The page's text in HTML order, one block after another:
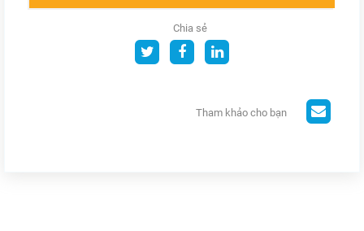
Chia sẻ
Tham khảo cho bạn